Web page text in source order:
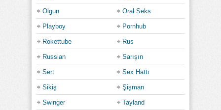
Olgun Oral Seks
Playboy Pornhub
Rokettube Rus
Russian Sarışın
Sert Sex Hattı
Sikiş Şişman
Swinger Tayland